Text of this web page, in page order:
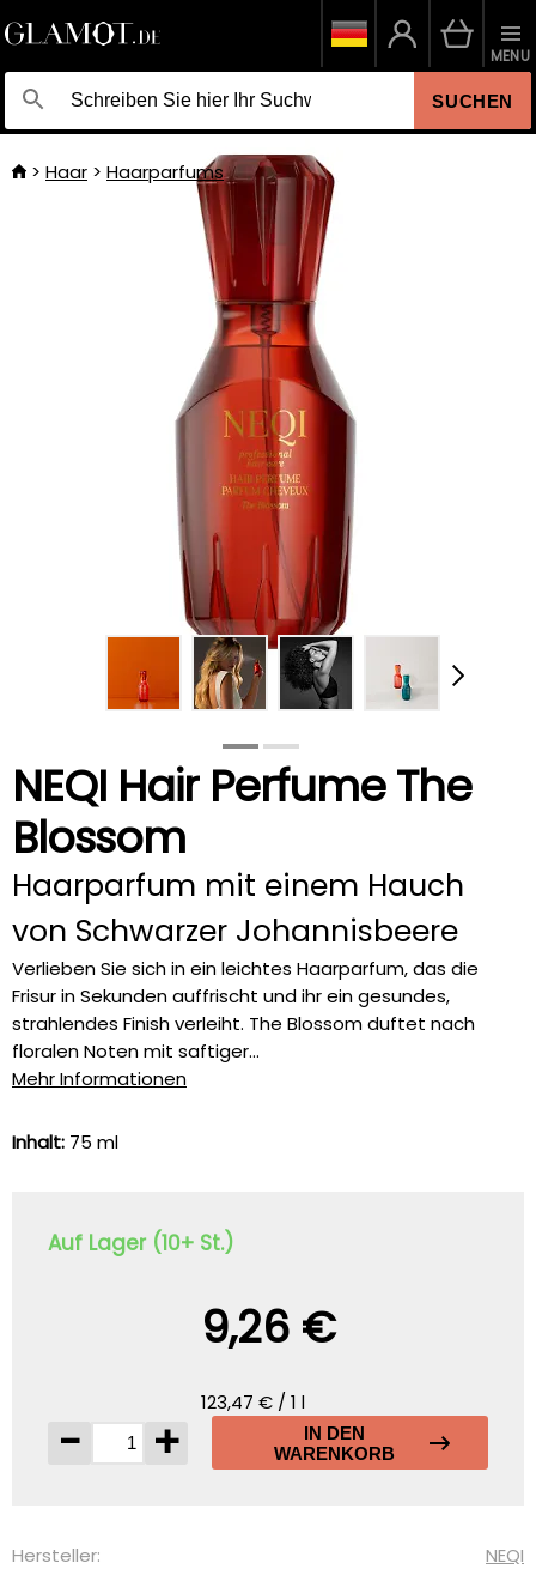
SUCHEN
MENU
Haar Haarparfums
NEQI Hair Perfume The
Blossom
Haarparfum mit einem Hauch
von Schwarzer Johannisbeere
Verlieben Sie sich in ein leichtes Haarparfum, das die
Frisur in Sekunden auffrischt und ihr ein gesundes,
strahlendes Finish verleiht. The Blossom duftet nach
floralen Noten mit saftiger...
Mehr Informationen
Inhalt: 75 ml
Auf Lager (10+ St.)
9,26 €
123,47 € / 1 l
- +
IN DEN
WARENKORB
Hersteller: NEQI